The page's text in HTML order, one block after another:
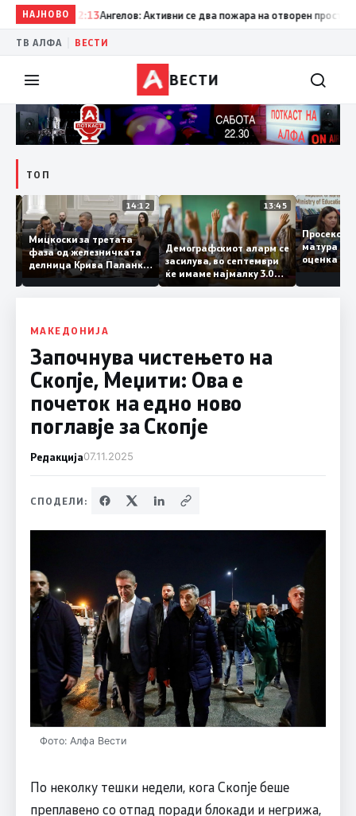
НАЈНОВО
12:13 Ангелов: Активни се два пожара на отворен простор,
ТВ АЛФА ВЕСТИ
ВЕСТИ
ТОП
15:20
Во
14:12
Мицкоски за третата
фаза од железничката
делница Крива Паланка
– Деве Баир: Проектот
нема да заврши на
целина
13:45
Демографскиот аларм се
засилува, во септември
ќе имаме најмалку 3.000
првачиња помалку
матура
оценка
МАКЕДОНИЈА
Започнува чистењето на
Скопје, Меџити: Ова е
почеток на едно ново
поглавје за Скопје
Редакција07.11.2025
СПОДЕЛИ:
Фото: Алфа Вести
По неколку тешки недели, кога Скопје беше
преплавено со отпад поради блокади и негрижа,